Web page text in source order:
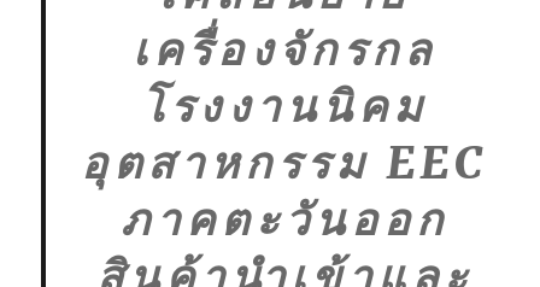
เครื่องจักรกล
โรงงานนิคม
อุตสาหกรรม EEC
ภาคตะวันออก